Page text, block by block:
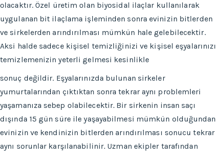
olacaktır. Özel üretim olan biyosidal ilaçlar kullanılarak
uygulanan bit ilaçlama işleminden sonra evinizin bitlerden
ve sirkelerden arındırılması mümkün hale gelebilecektir.
Aksi halde sadece kişisel temizliğinizi ve kişisel eşyalarınızı
temizlemenizin yeterli gelmesi kesinlikle
sonuç değildir. Eşyalarınızda bulunan sirkeler
yumurtalarından çıktıktan sonra tekrar aynı problemleri
yaşamanıza sebep olabilecektir. Bir sirkenin insan saçı
dışında 15 gün süre ile yaşayabilmesi mümkün olduğundan
evinizin ve kendinizin bitlerden arındırılması sonucu tekrar
aynı sorunlar karşılanabilinir. Uzman ekipler tarafından